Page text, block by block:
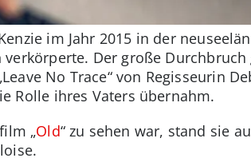
im Jahr 2015 in der
Der große
No Trace“ von Regisseurin
Rolle ihres Vaters übernahm.
„Old“ zu sehen war, stand sie